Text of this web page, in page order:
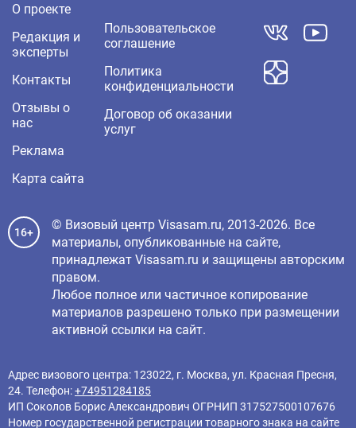
О проекте
Редакция и
эксперты
Контакты
Отзывы о
нас
Реклама
Карта сайта
Пользовательское
соглашение
Политика
конфиденциальности
Договор об оказании
услуг
16+
© Визовый центр Visasam.ru, 2013-2026. Все
материалы, опубликованные на сайте,
принадлежат Visasam.ru и защищены авторским
правом.
Любое полное или частичное копирование
материалов разрешено только при размещении
активной ссылки на сайт.
Адрес визового центра: 123022, г. Москва, ул. Красная Пресня,
24. Телефон:+74951284185
ИП Соколов Борис Александрович ОГРНИП 317527500107676
Номер государственной регистрации товарного знака на сайте